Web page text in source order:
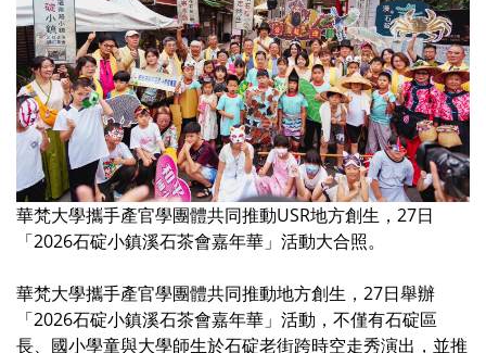
華梵大學攜手產官學團體共同推動USR地方創生，27日
「2026石碇小鎮溪石茶會嘉年華」活動大合照。
華梵大學攜手產官學團體共同推動地方創生，27日舉辦
「2026石碇小鎮溪石茶會嘉年華」活動，不僅有石碇區
長、國小學童與大學師生於石碇老街跨時空走秀演出，並推